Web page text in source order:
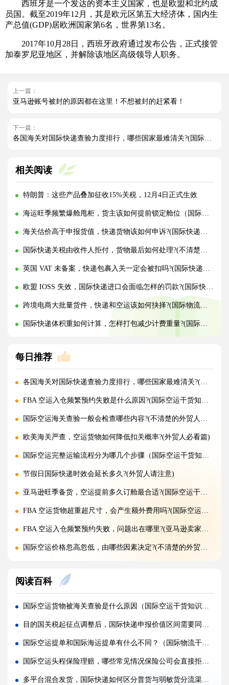
西班牙是一个发达的资本主义国家，也是欧盟和北约成
员国。截至2019年12月，其是欧元区第五大经济体，国内生
产总值(GDP)居欧洲国家第6名，世界第13名。
2017年10月28日，西班牙政府通过发布公告，正式接管
加泰罗尼亚地区，并解除该地区高级领导人职务。
上一篇：
亚马逊账号被封的原因都在这里！不想被封的赶紧看！
下一篇：
各国海关对国际快递查验力度排行，哪些国家最难清关?(国际快递干货知识分享)
相关阅读
特朗普：这些产品叠加征收15%关税，12月4日正式生效
海运旺季频繁爆舱甩柜，货主该如何提前锁定舱位（国际海运干货知识分享）
海关估价高于申报货值，快递货物该如何申诉?(国际快递干货知识分享)
国际快递关税由收件人拒付，货物最后如何处理?(不清楚的外贸人看过来)
英国 VAT 未备案，快递包裹入关一定会被扣吗?(国际快递干货知识分享)
欧盟 IOSS 失效，国际快递进口会面临怎样的罚款?(国际快递干货知识分享)
跨境电商大批量货件，快递和空运该如何抉择?(国际物流干货知识分享)
国际快递体积重如何计算，怎样打包减少计费重量?(国际快递干货知识分享)
每日推荐
各国海关对国际快递查验力度排行，哪些国家最难清关?(国际快递干货知识分享)
FBA 空运入仓频繁预约失败是什么原因?(国际空运干货知识分享)
国际空运海关查验一般会检查哪些内容?(不清楚的外贸人看过来)
欧美海关严查，空运货物如何降低扣关概率?(外贸人必看篇)
国际空运完整运输流程分为哪几个步骤（国际空运干货知识分享）
节假日国际快递时效会延长多久?(外贸人请注意)
亚马逊旺季备货，空运提前多久订舱最合适?(国际空运干货知识分享)
FBA 空运货物超重超尺寸，会产生额外费用吗?(国际空运干货知识分享)
FBA 空运入仓频繁预约失败，问题出在哪里?(亚马逊卖家请注意)
国际空运价格忽高忽低，由哪些因素决定?(不清楚的外贸人看过来)
黑五圣诞空运爆仓，提前多久锁舱可避开港口长时间排队?(不清楚的跨境卖家看过来)
实木托盘无 IPPC 标识，空运落地除销毁外有哪些整改方式(国际空运干货知识分享)
空运到仓长期不上架，如何区分物流延误与亚马逊仓内拥堵?(国际空运干货知识分享)
美仓热门地址，空派派送经常拒收该怎么处理（不清楚的跨境卖家看过来）
海关认定货值偏高征税，有合规申诉减免税费的办法吗（国际快递干货知识分享）
国际快递包装做错直接破损（跨境发货包装指南）
阅读百科
国际空运货物被海关查验是什么原因（国际空运干货知识分享）
目的国关税起征点调整后，国际快递申报价值区间需要同步优化吗（外贸人请注意）
国际空运提单和国际海运提单有什么不同？（国际物流干货知识分享）
国际空运头程保险理赔，哪些常见情况保险公司会直接拒赔（跨境电商卖家请注意）
多平台混合发货，国际快递如何区分普货与弱敏货分流渠道（跨境电商卖家请注意）